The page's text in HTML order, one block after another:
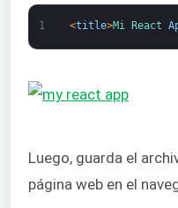
1 <title>Mi React
Luego, guarda el
página web en el